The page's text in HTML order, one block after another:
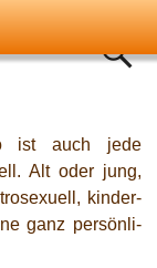
ist auch jede
Alt oder jung,
kin­der­
ganz per­sön­li­